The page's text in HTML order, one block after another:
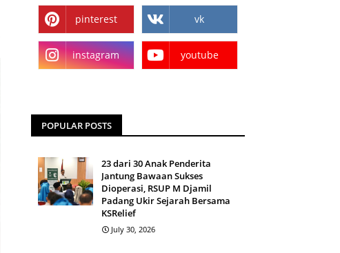
pinterest vk
instagram youtube
POPULAR POSTS
23 dari 30 Anak Penderita
Jantung Bawaan Sukses
Dioperasi, RSUP M Djamil
Padang Ukir Sejarah Bersama
KSRelief
July 30, 2026